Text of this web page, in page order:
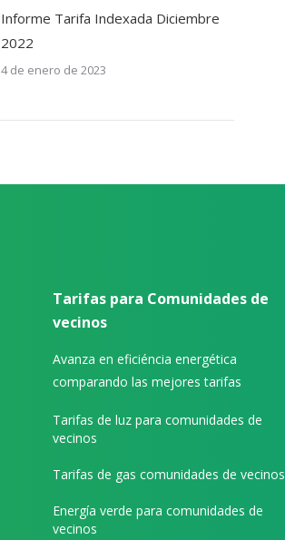
Informe Tarifa Indexada Diciembre
2022
4 de enero de 2023
Tarifas para Comunidades de
vecinos
Avanza en eficiéncia energética
comparando las mejores tarifas
Tarifas de luz para comunidades de
vecinos
Tarifas de gas comunidades de vecinos
Energía verde para comunidades de
vecinos